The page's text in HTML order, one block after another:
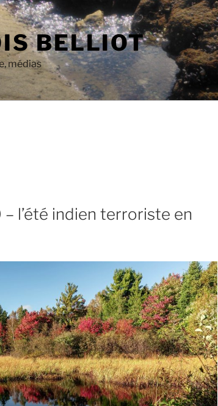
BELLIOT
médias
l’été indien terroriste en